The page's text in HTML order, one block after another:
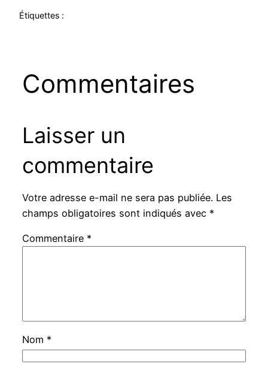
Étiquettes :
Commentaires
Laisser un
commentaire
Votre adresse e-mail ne sera pas publiée. Les
champs obligatoires sont indiqués avec *
Commentaire *
Nom *